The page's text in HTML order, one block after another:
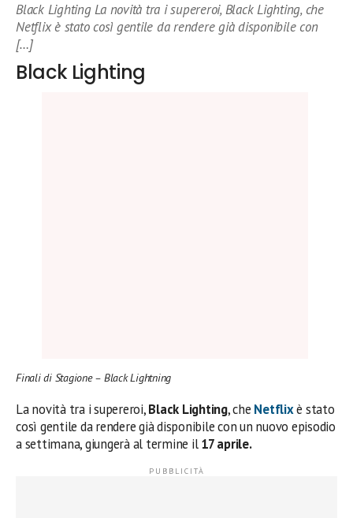
Black Lighting La novità tra i supereroi, Black Lighting, che
Netflix è stato così gentile da rendere già disponibile con
[…]
Black Lighting
Finali di Stagione – Black Lightning
La novità tra i supereroi,Black Lighting, che Netflixè stato
così gentile da rendere già disponibile con un nuovo episodio
a settimana, giungerà al termine il17 aprile.